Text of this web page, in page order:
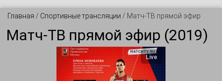
Главная / Спортивные трансляции / Матч-ТВ прямой эфир
Матч-ТВ прямой эфир (2019)
Live